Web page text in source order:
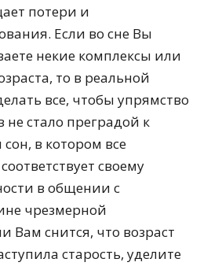
потери и
Если во сне Вы
некие комплексы или
то в реальной
все, чтобы упрямство
не стало преградой к
в котором все
своему
в общении с
чрезмерной
Вам снится, что возраст
старость, уделите